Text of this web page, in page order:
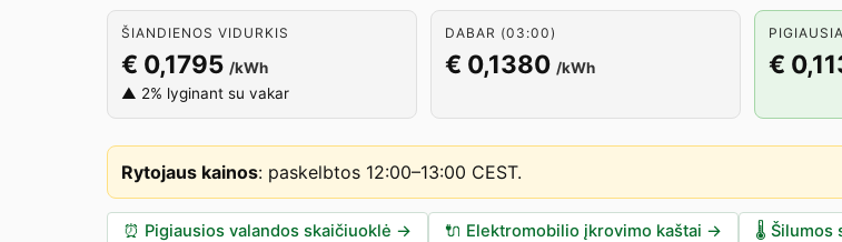
ŠIANDIENOS VIDURKIS
€ 0,1795 /kWh
▲ 2% lyginant su vakar
DABAR (03:00)
€ 0,1380 /kWh €
Rytojaus kainos: paskelbtos 12:00–13:00 CEST.
⏰ Pigiausios valandos skaičiuoklė → 🔌 Elektromobilio įkrovimo kaštai → 🌡️ Šilumos